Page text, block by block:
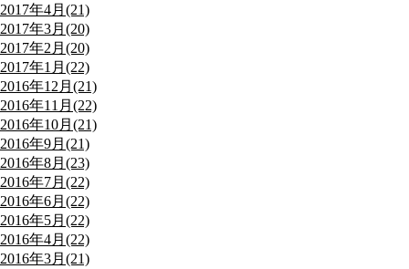
2017年4月(21)
2017年3月(20)
2017年2月(20)
2017年1月(22)
2016年12月(21)
2016年11月(22)
2016年10月(21)
2016年9月(21)
2016年8月(23)
2016年7月(22)
2016年6月(22)
2016年5月(22)
2016年4月(22)
2016年3月(21)